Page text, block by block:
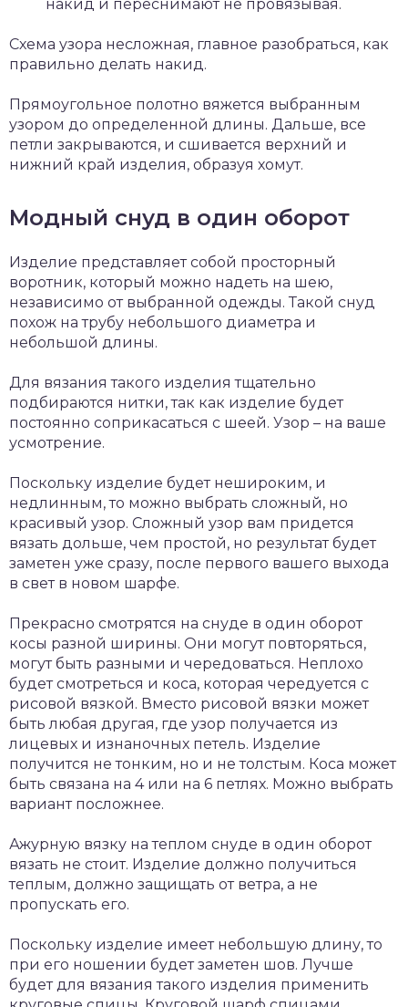
накид и переснимают не провязывая.
Схема узора несложная, главное разобраться, как
правильно делать накид.
Прямоугольное полотно вяжется выбранным
узором до определенной длины. Дальше, все
петли закрываются, и сшивается верхний и
нижний край изделия, образуя хомут.
Модный снуд в один оборот
Изделие представляет собой просторный
воротник, который можно надеть на шею,
независимо от выбранной одежды. Такой снуд
похож на трубу небольшого диаметра и
небольшой длины.
Для вязания такого изделия тщательно
подбираются нитки, так как изделие будет
постоянно соприкасаться с шеей. Узор – на ваше
усмотрение.
Поскольку изделие будет нешироким, и
недлинным, то можно выбрать сложный, но
красивый узор. Сложный узор вам придется
вязать дольше, чем простой, но результат будет
заметен уже сразу, после первого вашего выхода
в свет в новом шарфе.
Прекрасно смотрятся на снуде в один оборот
косы разной ширины. Они могут повторяться,
могут быть разными и чередоваться. Неплохо
будет смотреться и коса, которая чередуется с
рисовой вязкой. Вместо рисовой вязки может
быть любая другая, где узор получается из
лицевых и изнаночных петель. Изделие
получится не тонким, но и не толстым. Коса может
быть связана на 4 или на 6 петлях. Можно выбрать
вариант посложнее.
Ажурную вязку на теплом снуде в один оборот
вязать не стоит. Изделие должно получиться
теплым, должно защищать от ветра, а не
пропускать его.
Поскольку изделие имеет небольшую длину, то
при его ношении будет заметен шов. Лучше
будет для вязания такого изделия применить